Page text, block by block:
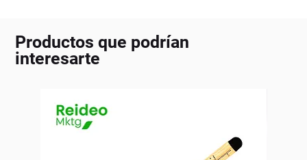
Productos que podrían
interesarte